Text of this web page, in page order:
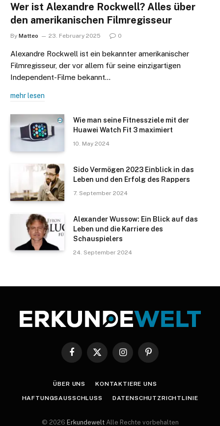
Wer ist Alexandre Rockwell? Alles über
den amerikanischen Filmregisseur
By Matteo 23. February 2025 0
Alexandre Rockwell ist ein bekannter amerikanischer
Filmregisseur, der vor allem für seine einzigartigen
Independent-Filme bekannt…
mehr lesen
Wie man seine Fitnessziele mit der
Huawei Watch Fit 3 maximiert
10. May 2024
Sido Vermögen 2023 Einblick in das
Leben und den Erfolg des Rappers
7. September 2024
Alexander Wussow: Ein Blick auf das
Leben und die Karriere des
Schauspielers
24. September 2024
Facebook
X
InstagramPinterest
ÜBER UNS KONTAKTIERE UNS
HAFTUNGSAUSSCHLUSS DATENSCHUTZRICHTLINIE
© 2026 Erkundewelt Alle Rechte vorbehalten